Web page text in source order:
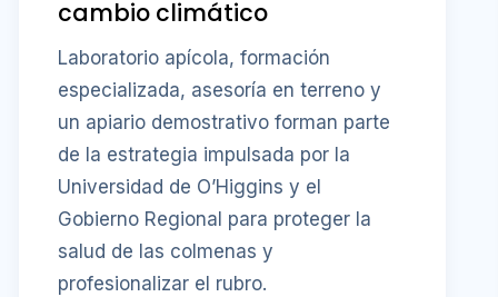
cambio climático
Laboratorio apícola, formación
especializada, asesoría en terreno y
un apiario demostrativo forman parte
de la estrategia impulsada por la
Universidad de O’Higgins y el
Gobierno Regional para proteger la
salud de las colmenas y
profesionalizar el rubro.